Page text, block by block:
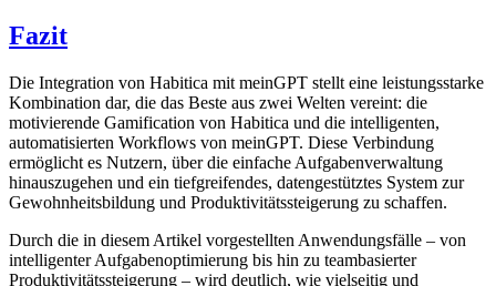
Fazit
Die Integration von Habitica mit meinGPT stellt eine leistungsstarke
Kombination dar, die das Beste aus zwei Welten vereint: die
motivierende Gamification von Habitica und die intelligenten,
automatisierten Workflows von meinGPT. Diese Verbindung
ermöglicht es Nutzern, über die einfache Aufgabenverwaltung
hinauszugehen und ein tiefgreifendes, datengestütztes System zur
Gewohnheitsbildung und Produktivitätssteigerung zu schaffen.
Durch die in diesem Artikel vorgestellten Anwendungsfälle – von
intelligenter Aufgabenoptimierung bis hin zu teambasierter
Produktivitätssteigerung – wird deutlich, wie vielseitig und